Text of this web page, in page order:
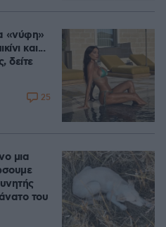
«νύφη»
και...
δείτε
25
μια
του